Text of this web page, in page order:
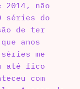
2014, não
séries do
de ter
anos
me
até fico
com